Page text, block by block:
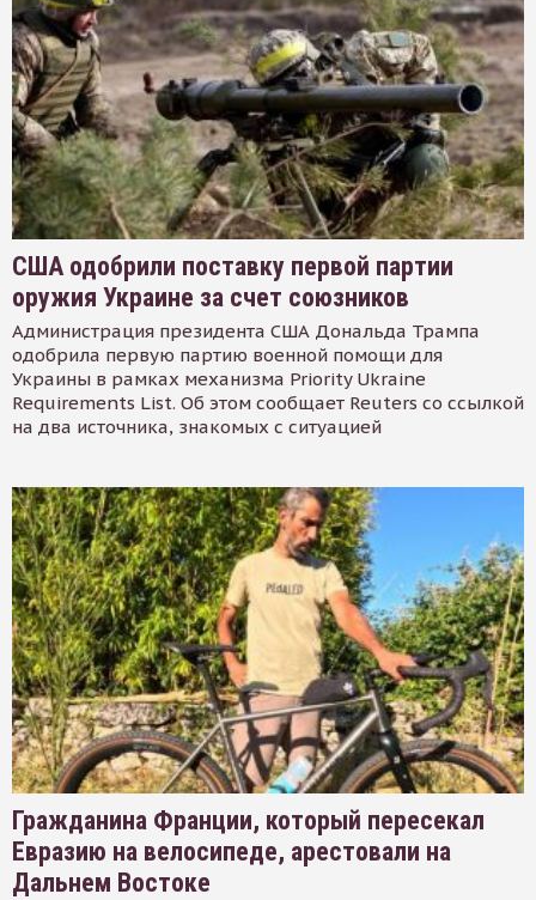
США одобрили поставку первой партии
оружия Украине за счет союзников
Администрация президента США Дональда Трампа
одобрила первую партию военной помощи для
Украины в рамках механизма Priority Ukraine
Requirements List. Об этом сообщает Reuters со ссылкой
на два источника, знакомых с ситуацией
Гражданина Франции, который пересекал
Евразию на велосипеде, арестовали на
Дальнем Востоке